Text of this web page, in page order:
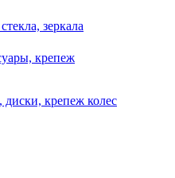
зеркала
крепеж
крепеж колес